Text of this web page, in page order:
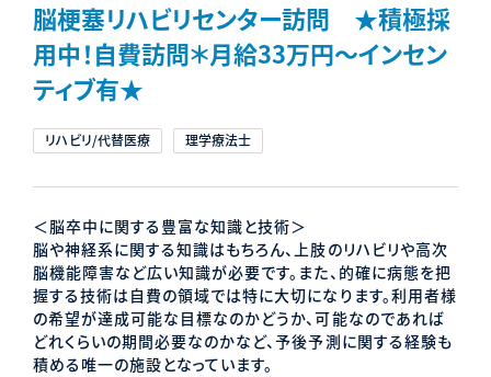
脳梗塞リハビリセンター訪問 ★積極採
用中！自費訪問＊月給33万円～インセン
ティブ有★
リハビリ/代替医療 理学療法士
＜脳卒中に関する豊富な知識と技術＞
脳や神経系に関する知識はもちろん、上肢のリハビリや高次
脳機能障害など広い知識が必要です。また、的確に病態を把
握する技術は自費の領域では特に大切になります。利用者様
の希望が達成可能な目標なのかどうか、可能なのであれば
どれくらいの期間必要なのかなど、予後予測に関する経験も
積める唯一の施設となっています。